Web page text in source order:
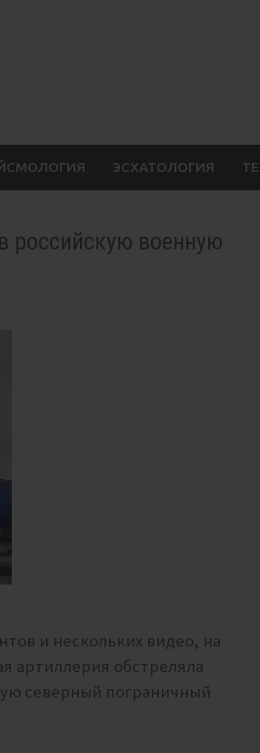
ЭСХАТОЛОГИЯ
российскую военную
и нескольких видео, на
артиллерия обстреляла
северный пограничный